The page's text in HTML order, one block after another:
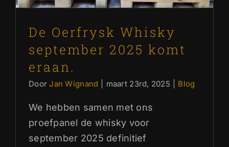
De Oerfrysk Whisky
september 2025 komt
eraan.
DoorJan Wignand maart 23rd, 2025 Blog
We hebben samen met ons
proefpanel de whisky voor
september 2025 definitief